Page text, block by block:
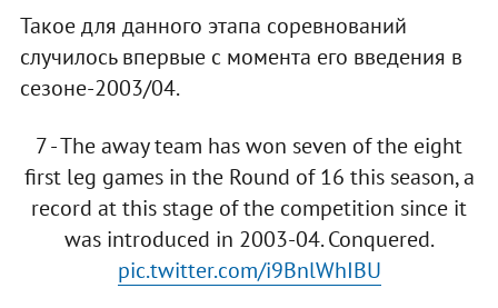
Такое для данного этапа соревнований
случилось впервые с момента его введения в
сезоне-2003/04.
7 - The away team has won seven of the eight
first leg games in the Round of 16 this season, a
record at this stage of the competition since it
was introduced in 2003-04. Conquered.
pic.twitter.com/i9BnlWhIBU